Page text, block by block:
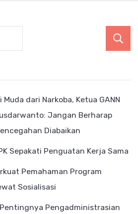
dari Narkoba, Ketua GANN
Jangan Berharap
Diabaikan
Sepakati Penguatan Kerja Sama
Pemahaman Program
Sosialisasi
Pengadministrasian